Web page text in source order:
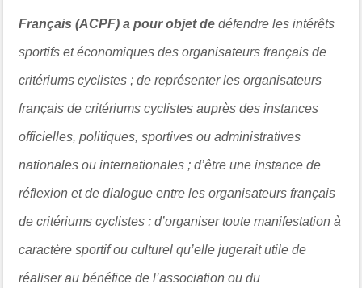
Français (ACPF) a pour objet dedéfendre les intérêts
sportifs et économiques des organisateurs français de
critériums cyclistes ; de représenter les organisateurs
français de critériums cyclistes auprès des instances
officielles, politiques, sportives ou administratives
nationales ou internationales ; d’être une instance de
réflexion et de dialogue entre les organisateurs français
de critériums cyclistes ; d’organiser toute manifestation à
caractère sportif ou culturel qu’elle jugerait utile de
réaliser au bénéfice de l’association ou du